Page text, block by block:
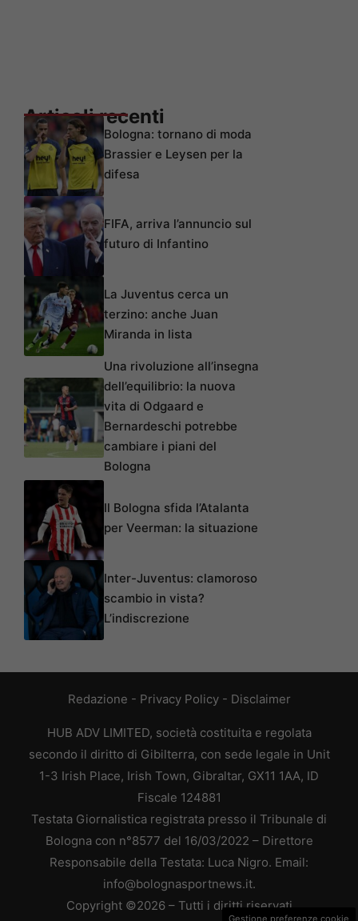
Articoli recenti
Bologna: tornano di moda
Brassier e Leysen per la
difesa
FIFA, arriva l’annuncio sul
futuro di Infantino
La Juventus cerca un
terzino: anche Juan
Miranda in lista
Una rivoluzione all’insegna
dell’equilibrio: la nuova
vita di Odgaard e
Bernardeschi potrebbe
cambiare i piani del
Bologna
Il Bologna sfida l’Atalanta
per Veerman: la situazione
Inter-Juventus: clamoroso
scambio in vista?
L’indiscrezione
Redazione - Privacy Policy- Disclaimer
HUB ADV LIMITED, società costituita e regolata
secondo il diritto di Gibilterra, con sede legale in Unit
1-3 Irish Place, Irish Town, Gibraltar, GX11 1AA, ID
Fiscale 124881
Testata Giornalistica registrata presso il Tribunale di
Bologna con n°8577 del 16/03/2022 – Direttore
Responsabile della Testata: Luca Nigro. Email:
info@bolognasportnews.it.
Copyright ©2026 – Tutti i diritti riservati
Gestione preferenze cookie